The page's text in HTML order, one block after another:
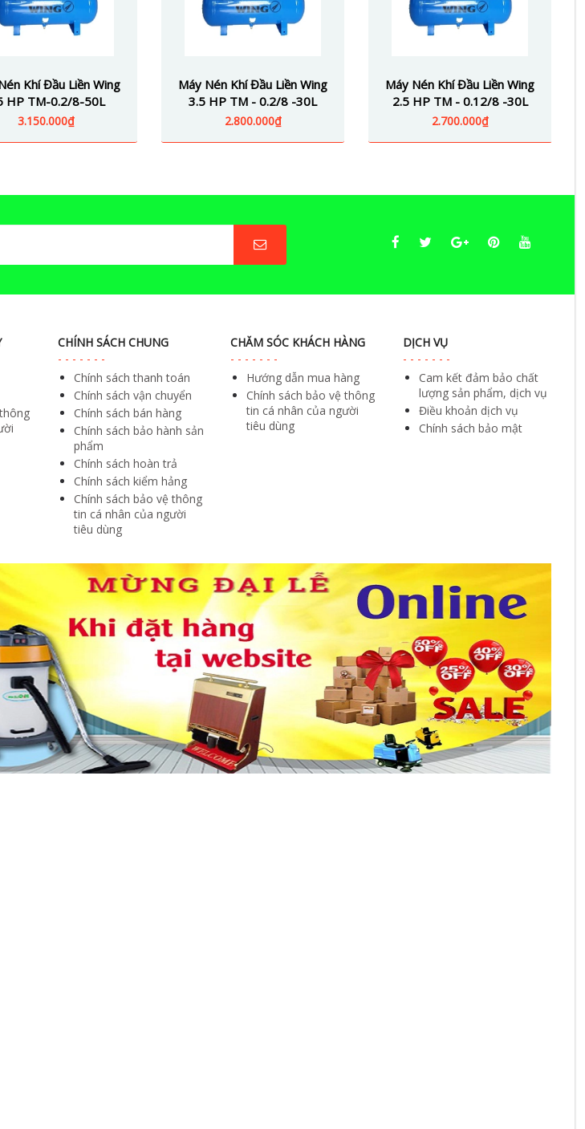
Khí Đầu Liền Wing
HP TM-0.2/8-50L
3.150.000₫
Máy Nén Khí Đầu Liền Wing
3.5 HP TM - 0.2/8 -30L
2.800.000₫
Máy Nén Khí Đầu Liền Wing
2.5 HP TM - 0.12/8 -30L
2.700.000₫
CHÍNH SÁCH CHUNG
Chính sách thanh toán
Chính sách vận chuyển
Chính sách bán hàng
Chính sách bảo hành sản
phẩm
Chính sách hoàn trả
Chính sách kiểm hảng
Chính sách bảo vệ thông
tin cá nhân của người
tiêu dùng
CHĂM SÓC KHÁCH HÀNG
Hướng dẫn mua hàng
Chính sách bảo vệ thông
tin cá nhân của người
tiêu dùng
DỊCH VỤ
Cam kết đảm bảo chất
lượng sản phẩm, dịch vụ
Điều khoản dịch vụ
Chính sách bảo mật